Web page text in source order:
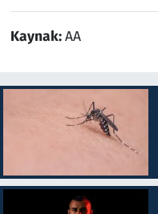
Kaynak:AA